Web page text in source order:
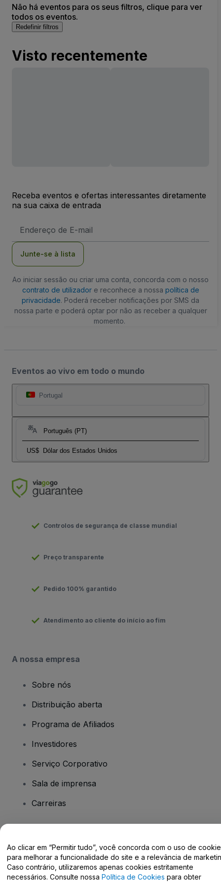
Não há eventos para os seus filtros, clique para ver
todos os eventos.
Redefinir filtros
Visto recentemente
Receba eventos e ofertas interessantes diretamente
na sua caixa de entrada
de
Junte-se à lista
Ao iniciar sessão ou criar uma conta, concorda com o nosso
contrato de utilizadore reconhece a nossa política de
privacidade. Poderá receber notificações por SMS da
nossa parte e poderá optar por não as receber a qualquer
momento.
Eventos ao vivo em todo o mundo
Portugal
Português (PT)
US$ Dólar dos Estados Unidos
Controlos de segurança de classe mundial
Preço transparente
Pedido 100% garantido
Atendimento ao cliente do início ao fim
A nossa empresa
Sobre nós
Distribuição aberta
Programa de Afiliados
Investidores
Serviço Corporativo
Sala de imprensa
Carreiras
Centro de Ajuda / Fale Conosco
Ao clicar em “Permitir tudo”, você concorda com o uso de
para melhorar a funcionalidade do site e a relevância de
Caso contrário, utilizaremos apenas cookies estritamente
necessários. Consulte nossa Política de Cookies para obter